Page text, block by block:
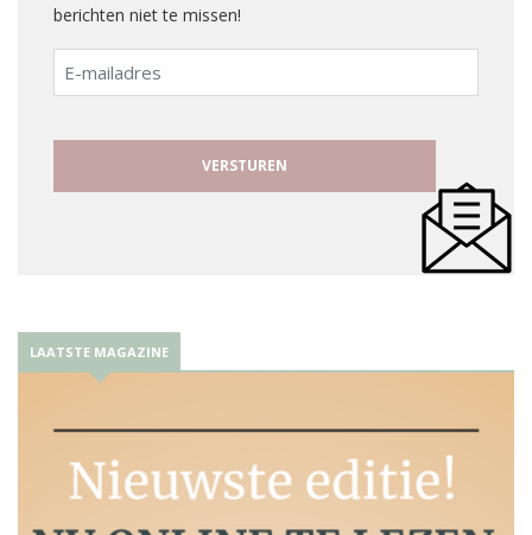
berichten niet te missen!
E-
mailadres
LAATSTE MAGAZINE